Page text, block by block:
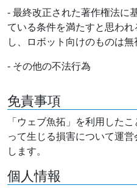
- 最終改正された著作権法に
ている条件を満たすと思わ
し、ロボット向けのものは
- その他の不法行為
免責事項
「ウェブ魚拓」を利用した
って生じる損害について運
します。
個人情報